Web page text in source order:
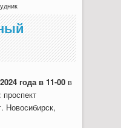
года в 11-00в
Новосибирск,